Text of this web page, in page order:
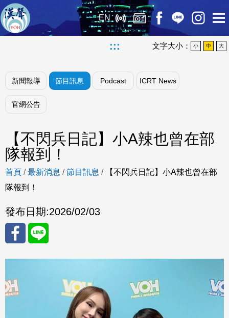
EN
::: 文字大小： 小 中 大
新聞報導 節目訊息 Podcast ICRT News
官網公告
【不閃兵日記】小A辣也曾在部
隊報到！
首頁 /最新消息 /節目訊息 /
【不閃兵日記】小A辣也曾在部
隊報到！
發布日期:2026/02/03
分享
至
Fac
分享